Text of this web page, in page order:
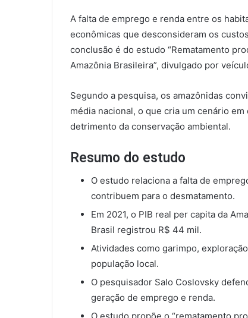
A falta de emprego e renda entre os
econômicas que desconsideram os
conclusão é do estudo “Rematamento
Amazônia Brasileira”, divulgado por
Segundo a pesquisa, os amazônidas
média nacional, o que cria um cenário
detrimento da conservação ambiental.
Resumo do estudo
O estudo relaciona a falta de
contribuem para o desmatamento.
Em 2021, o PIB real per capita da
Brasil registrou R$ 44 mil.
Atividades como garimpo,
população local.
O pesquisador Salo Coslovsky
geração de emprego e renda.